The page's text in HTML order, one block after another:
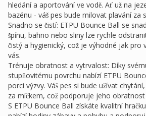
hledání a aportování ve vodě. Ať už na
bazénu - váš pes bude milovat plavání za
Snadno se čistí: ETPU Bounce Ball se
špínu, bahno nebo sliny lze rychle
čistý a hygienický, což je výhodné jak pro
vás.
Trénuje obratnost a vytrvalost: Díky
stupňovitému povrchu nabízí ETPU
porci výzvy. Váš pes si bude užívat
za míčkem, což podporuje jeho
S ETPU Bounce Ball získáte kvalitní